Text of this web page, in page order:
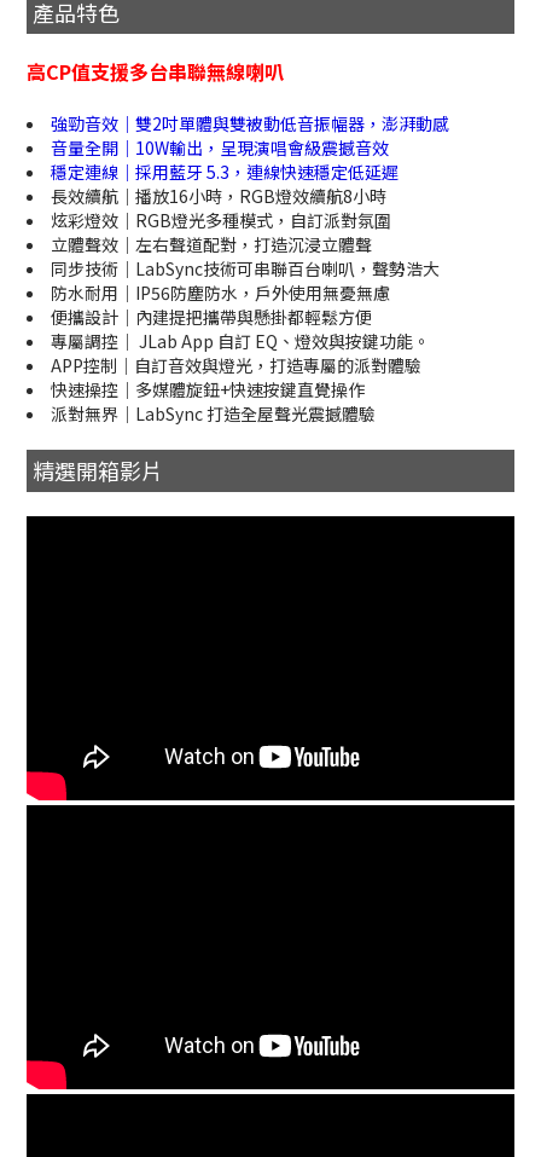
產品特色
高CP值支援多台串聯無線喇叭
強勁音效｜雙2吋單體與雙被動低音振幅器，澎湃動感
音量全開｜10W輸出，呈現演唱會級震撼音效
穩定連線｜採用藍牙 5.3，連線快速穩定低延遲
長效續航｜播放16小時，RGB燈效續航8小時
炫彩燈效｜RGB燈光多種模式，自訂派對氛圍
立體聲效｜左右聲道配對，打造沉浸立體聲
同步技術｜LabSync技術可串聯百台喇叭，聲勢浩大
防水耐用｜IP56防塵防水，戶外使用無憂無慮
便攜設計｜內建提把攜帶與懸掛都輕鬆方便
專屬調控｜ JLab App 自訂 EQ、燈效與按鍵功能。
APP控制｜自訂音效與燈光，打造專屬的派對體驗
快速操控｜多媒體旋鈕+快速按鍵直覺操作
派對無界｜LabSync 打造全屋聲光震撼體驗
精選開箱影片